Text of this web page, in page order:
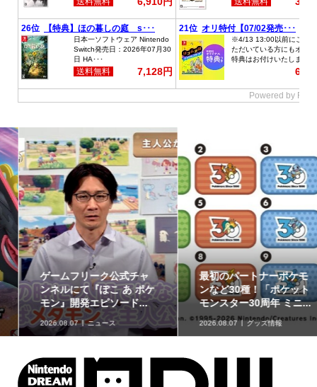
ゲームフリーク公式チャ
ンネルにて『ぽこ あ ポケ
モン』開発エピソード...
2026.08.07 ニュース
最初のパートナーポケモ
ンなど30種！「ポケット
モンスター30周年 ミニ...
2026.08.07 グッズ情報